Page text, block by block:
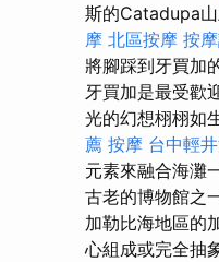
斯的Catadupa
摩 北區按摩 按
將腳踩到牙買加
牙買加是最受歡
光的幻想栩栩如
薦 按摩 台中輕
元素來融合海灘
古老的博物館之
加勒比海地區的
心組成或完全抽